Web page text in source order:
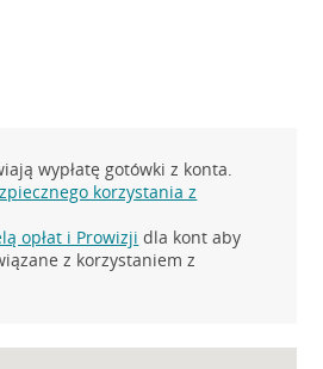
wypłatę gotówki z konta.
korzystania z
opłat i Prowizji dla kont aby
z korzystaniem z